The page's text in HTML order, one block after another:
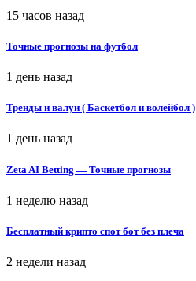
15 часов назад
Точные прогнозы на футбол
1 день назад
Тренды и валуи ( Баскетбол и волейбол )
1 день назад
Zeta AI Betting — Точные прогнозы
1 неделю назад
Бесплатный крипто спот бот без плеча
2 недели назад